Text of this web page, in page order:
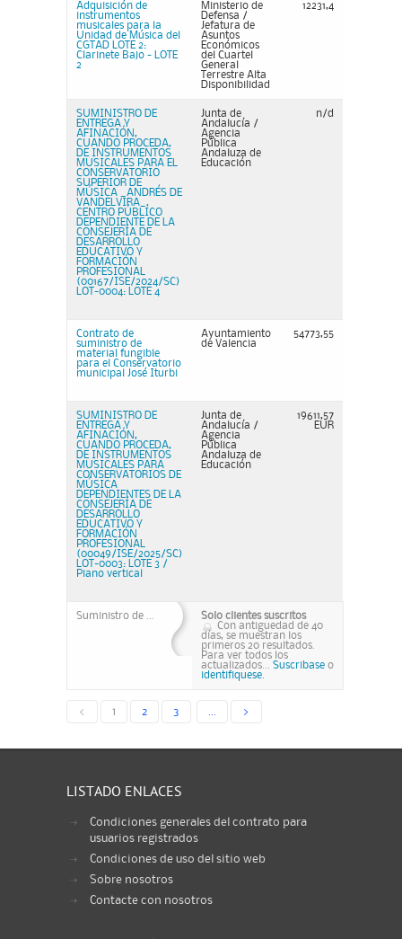
Adquisición de
instrumentos
musicales para la
Unidad de Música del
CGTAD LOTE 2:
Clarinete Bajo - LOTE
2
Ministerio de
Defensa /
Jefatura de
Asuntos
Económicos
del Cuartel
General
Terrestre Alta
Disponibilidad
12231,4
SUMINISTRO DE
ENTREGA Y
AFINACIÓN,
CUANDO PROCEDA,
DE INSTRUMENTOS
MUSICALES PARA EL
CONSERVATORIO
SUPERIOR DE
MÚSICA _ANDRÉS DE
VANDELVIRA_,
CENTRO PÚBLICO
DEPENDIENTE DE LA
CONSEJERÍA DE
DESARROLLO
EDUCATIVO Y
FORMACIÓN
PROFESIONAL
(00167/ISE/2024/SC)
LOT-0004: LOTE 4
Junta de
Andalucía /
Agencia
Pública
Andaluza de
Educación
n/d
Contrato de
suministro de
material fungible
para el Conservatorio
municipal José Iturbi
Ayuntamiento
de Valencia
54773,55
SUMINISTRO DE
ENTREGA Y
AFINACIÓN,
CUANDO PROCEDA,
DE INSTRUMENTOS
MUSICALES PARA
CONSERVATORIOS DE
MÚSICA
DEPENDIENTES DE LA
CONSEJERÍA DE
DESARROLLO
EDUCATIVO Y
FORMACIÓN
PROFESIONAL
(00049/ISE/2025/SC)
LOT-0003: LOTE 3 /
Piano vertical
Junta de
Andalucía /
Agencia
Pública
Andaluza de
Educación
19611,57
EUR
Suministro de ...
Solo clientes suscritos
Con antiguedad de 40
días, se muestran los
primeros 20 resultados.
Para ver todos los
actualizados... Suscribase o
identifiquese.
< 1 2 3 >
LISTADO ENLACES
Condiciones generales del contrato para
usuarios registrados
Condiciones de uso del sitio web
Sobre nosotros
Contacte con nosotros